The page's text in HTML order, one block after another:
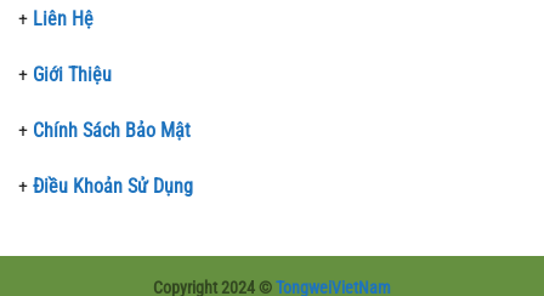
+ Liên Hệ
+ Giới Thiệu
+ Chính Sách Bảo Mật
+ Điều Khoản Sử Dụng
Copyright 2024 ©TongweiVietNam